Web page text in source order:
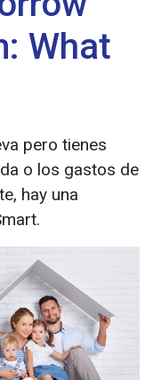
What
pero tienes
o los gastos de
hay una